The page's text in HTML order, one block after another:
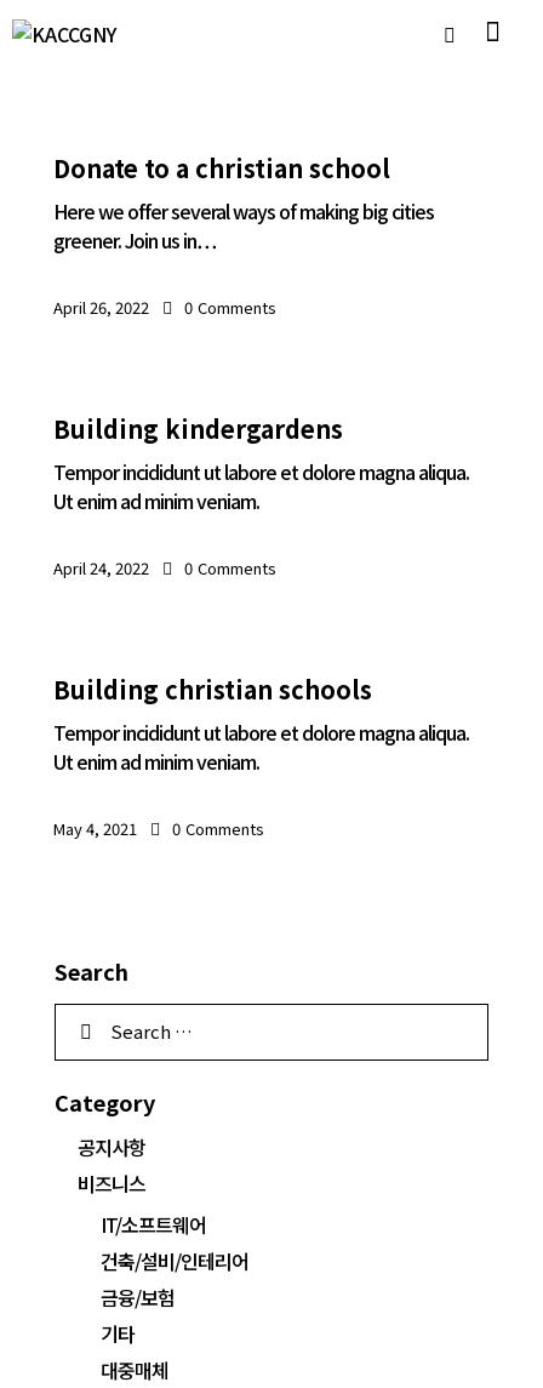
Donate to a christian school
Here we offer several ways of making big cities
greener. Join us in…
April 26, 2022 0 Comments
Building kindergardens
Tempor incididunt ut labore et dolore magna aliqua.
Ut enim ad minim veniam.
April 24, 2022 0 Comments
Building christian schools
Tempor incididunt ut labore et dolore magna aliqua.
Ut enim ad minim veniam.
May 4, 2021 0 Comments
Search
Category
공지사항
비즈니스
IT/소프트웨어
건축/설비/인테리어
금융/보험
기타
대중매체